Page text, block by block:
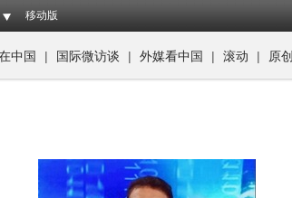
移动版
中国 | 国际微访谈 | 外媒看中国 | 滚动 | 原创